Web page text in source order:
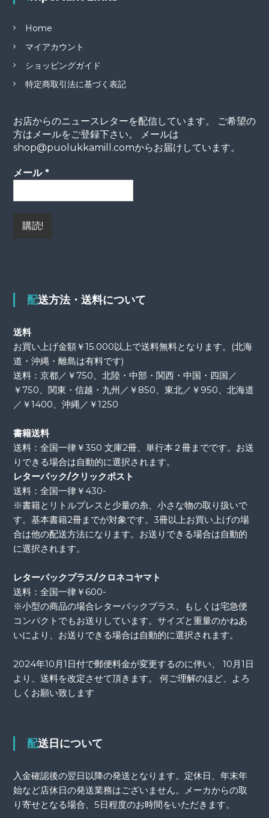
Home
マイアカウント
ショッピングガイド
特定商取引法に基づく表記
お店からのニュースレターを配信しています。 ご希望の
方はメールをご登録下さい。 メールは
shop@puolukkamill.comからお届けしています。
メール *
配送方法・送料について
送料
お買い上げ金額￥15.000以上で送料無料となります。(北海
道・沖縄・離島は有料です)
送料：京都／￥750、北陸・中部・関西・中国・四国／
￥750、関東・信越・九州／￥850、東北／￥950、北海道
／￥1400、沖縄／￥1250
書籍送料
送料：全国一律￥350 文庫2冊、単行本２冊までです。お送
りできる場合は自動的に選択されます。
レターパック/クリックポスト
送料：全国一律￥430-
※書籍とリトルプレスと少量の糸、小さな物の取り扱いで
す。基本書籍2冊までが対象です。3冊以上お買い上げの場
合は他の配送方法になります。お送りできる場合は自動的
に選択されます。
レターパックプラス/クロネコヤマト
送料：全国一律￥600-
※小型の商品の場合レターパックプラス、もしくは宅急便
コンパクトでもお送りしています。サイズと重量のかねあ
いにより、お送りできる場合は自動的に選択されます。
2024年10月1日付で郵便料金が変更するのに伴い、 10月1日
より、送料を改定させて頂きます。 何ご理解のほど、よろ
しくお願い致します
配送日について
入金確認後の翌日以降の発送となります。定休日、年末年
始など店休日の発送業務はございません。メーカからの取
り寄せとなる場合、5日程度のお時間をいただきます。